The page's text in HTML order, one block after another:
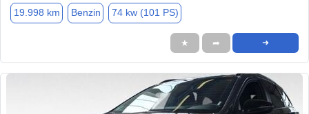
19.998 km Benzin 74 kw (101 PS)
★ ➦ ➜